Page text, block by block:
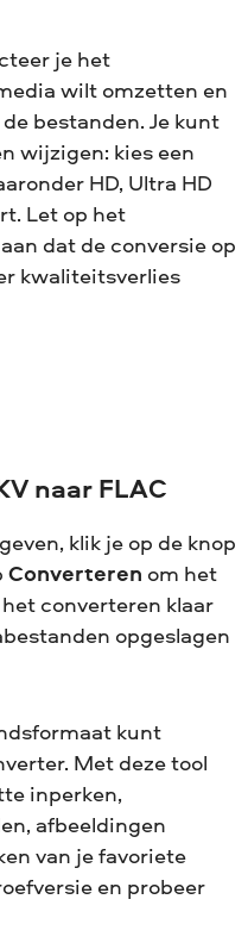
je het
wilt omzetten en
bestanden. Je kunt
wijzigen: kies een
HD, Ultra HD
Let op het
dat de conversie op
kwaliteitsverlies
naar FLAC
klik je op de knop
Converteren om het
converteren klaar
opgeslagen
kunt
Met deze tool
inperken,
afbeeldingen
van je favoriete
en probeer